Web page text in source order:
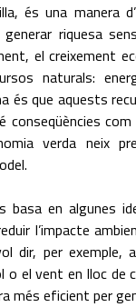
és una manera
riquesa
el creixement
naturals:
és que aquests
conseqüències
verda neix
basa en algunes
l’impacte
dir, per exemple,
o el vent en lloc de
més eficient per